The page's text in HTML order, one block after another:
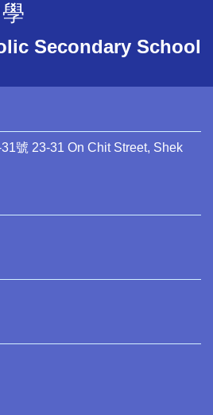
Secondary School
號 23-31 On Chit Street, Shek